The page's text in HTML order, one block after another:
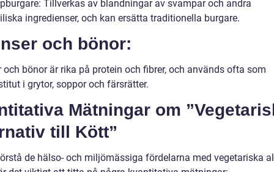
Tillverkas av blandningar av svampar och andra
ingredienser, och kan ersätta traditionella burgare.
och bönor:
och bönor är rika på protein och fibrer, och används ofta som
i grytor, soppor och färsrätter.
Mätningar om
till Kött”
de hälso- och miljömässiga fördelarna med vegetariska